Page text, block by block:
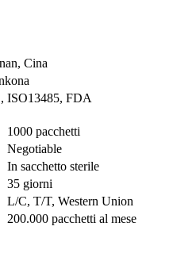
Cina
ISO13485, FDA
1000 pacchetti
Negotiable
In sacchetto sterile
35 giorni
L/C, T/T, Western Union
200.000 pacchetti al mese